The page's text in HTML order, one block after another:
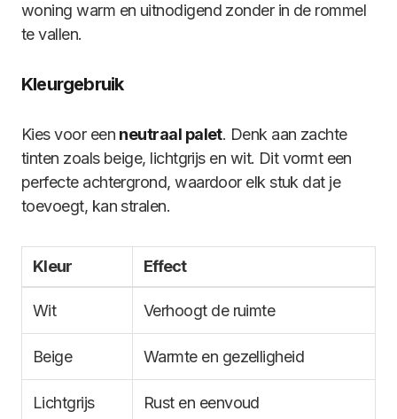
woning warm en uitnodigend zonder in de rommel
te vallen.
Kleurgebruik
Kies voor een neutraal palet. Denk aan zachte
tinten zoals beige, lichtgrijs en wit. Dit vormt een
perfecte achtergrond, waardoor elk stuk dat je
toevoegt, kan stralen.
Kleur Effect
Wit Verhoogt de ruimte
Beige Warmte en gezelligheid
Lichtgrijs Rust en eenvoud